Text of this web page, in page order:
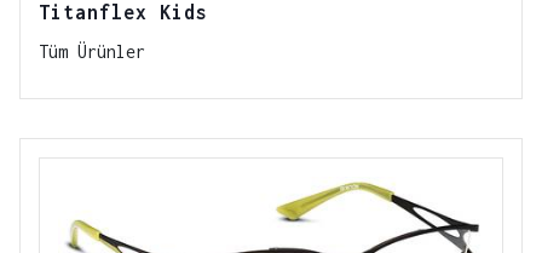
Titanflex Kids
Tüm Ürünler